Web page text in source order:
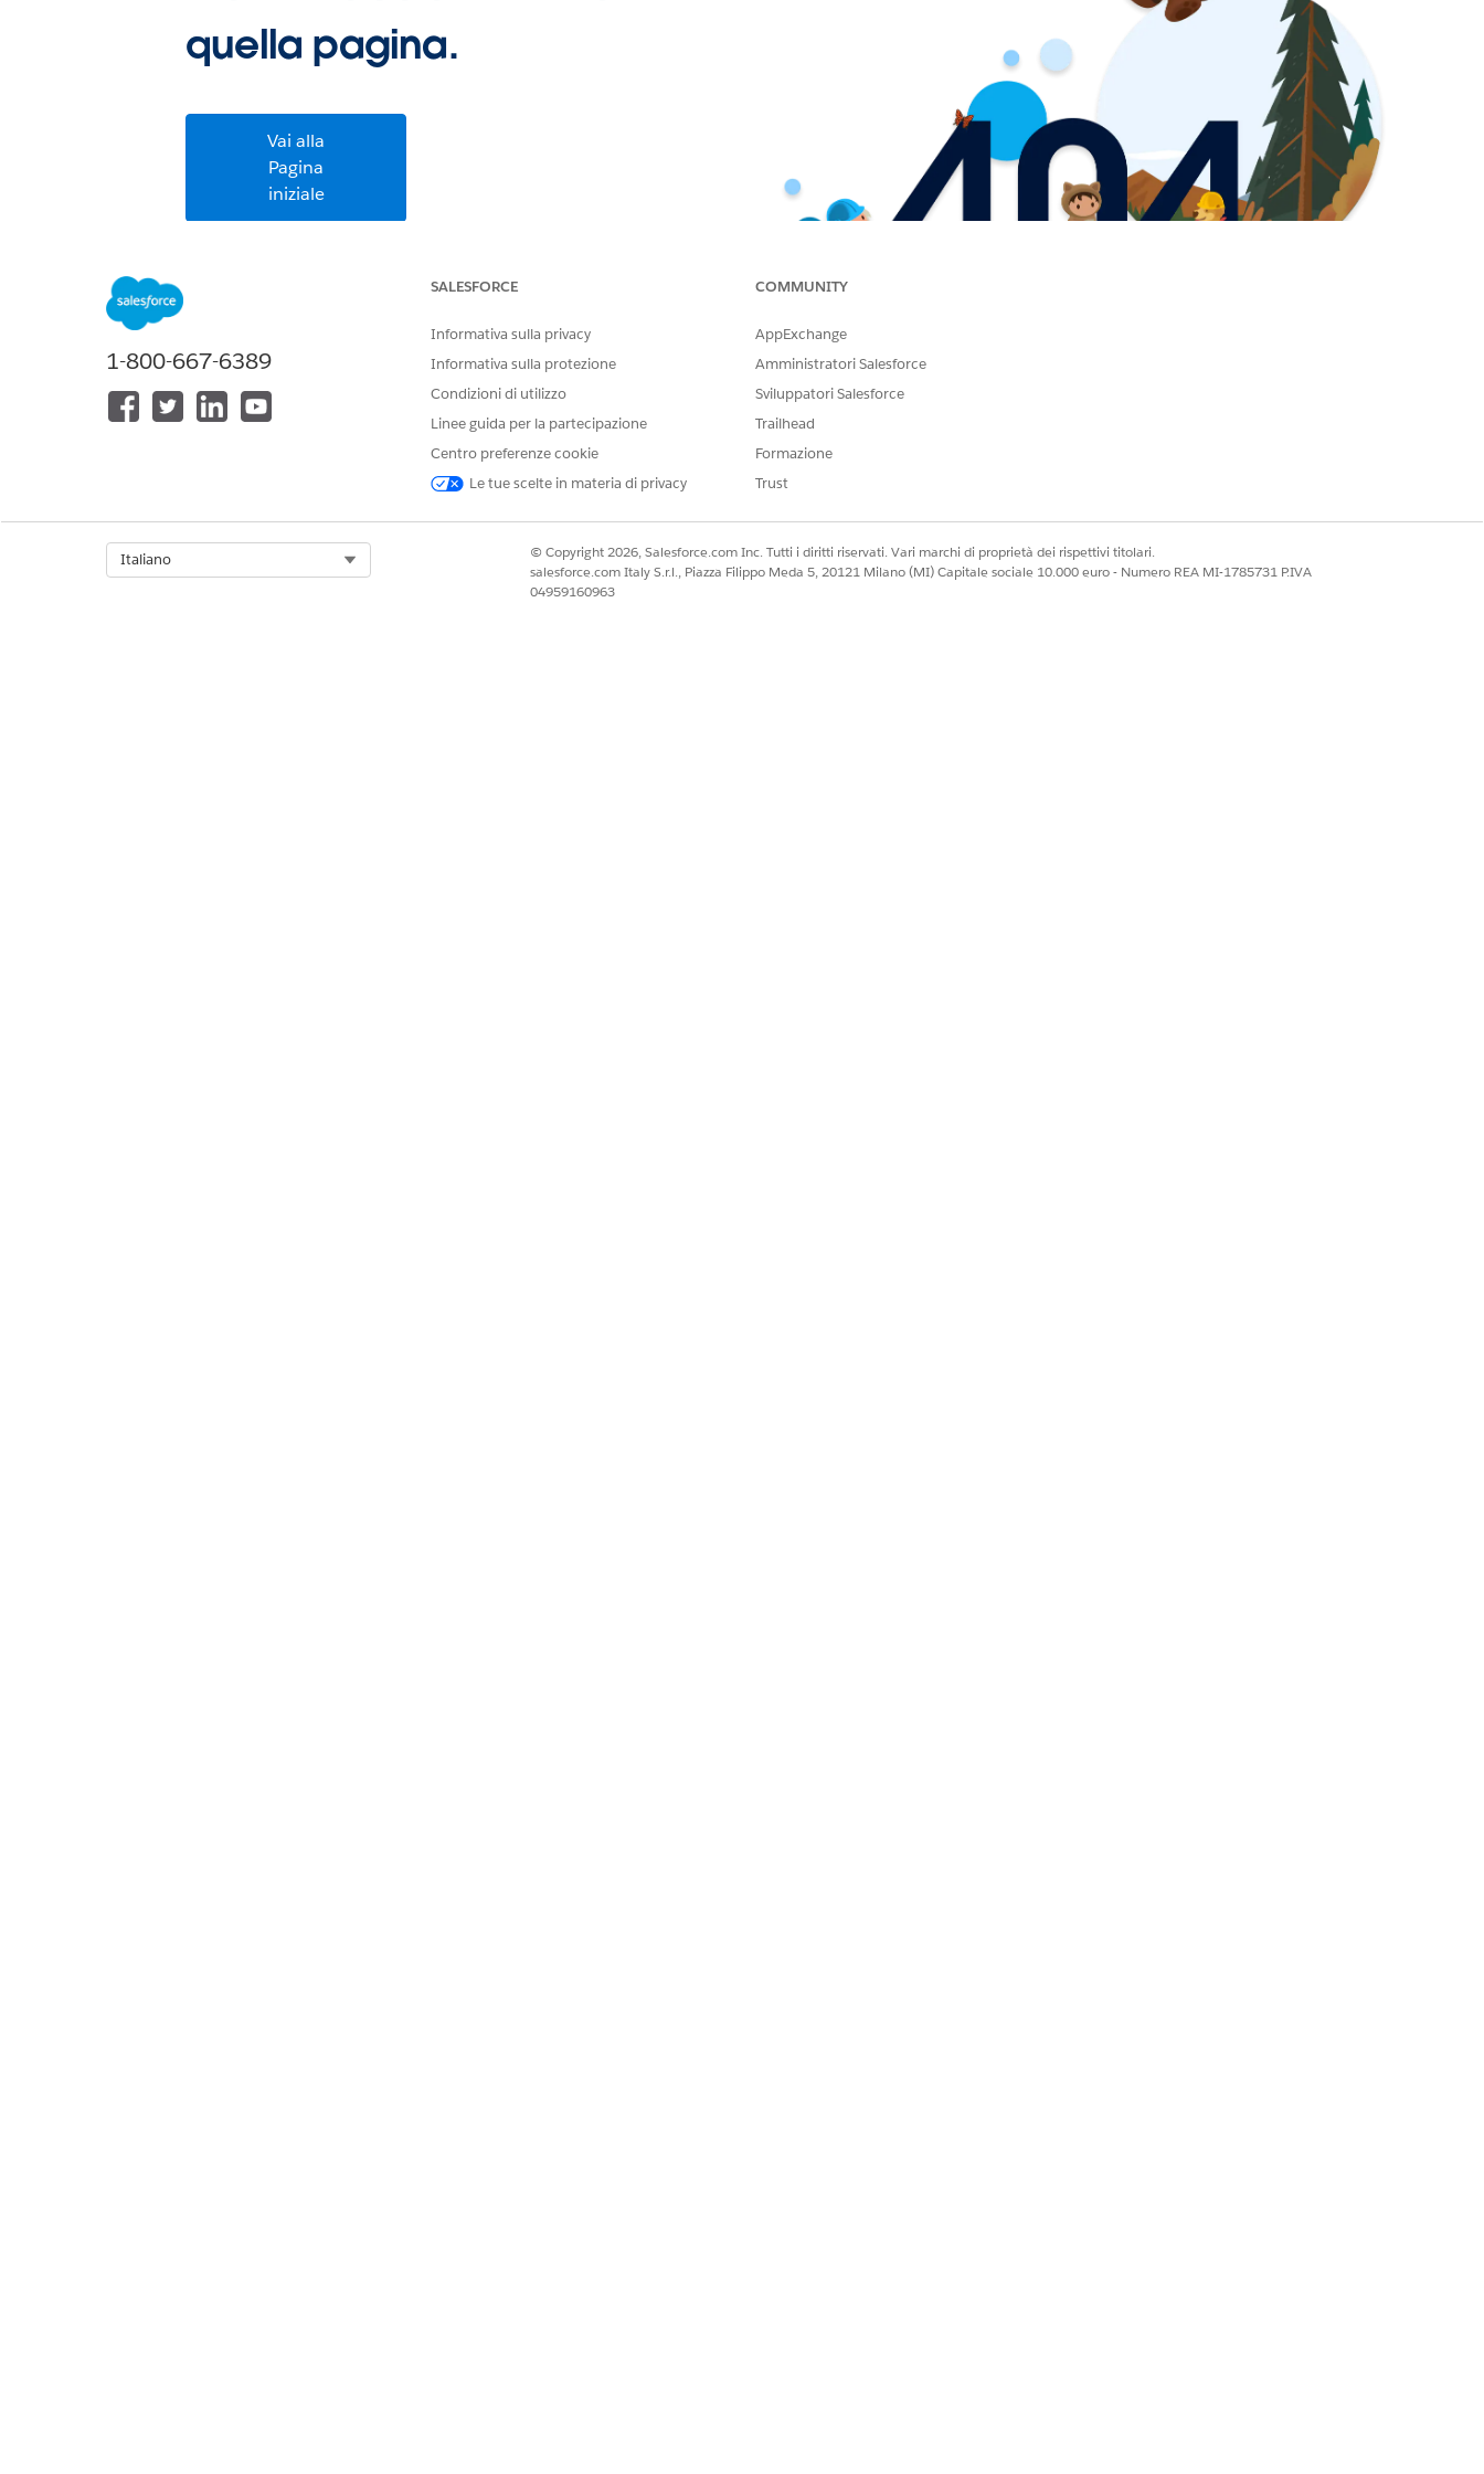
quella pagina.
Vai alla
Pagina
iniziale
1-800-667-6389
SALESFORCE
Informativa sulla privacy
Informativa sulla protezione
Condizioni di utilizzo
Linee guida per la partecipazione
Centro preferenze cookie
Le tue scelte in materia di privacy
COMMUNITY
AppExchange
Amministratori Salesforce
Sviluppatori Salesforce
Trailhead
Formazione
Trust
Italiano
© Copyright 2026, Salesforce.com Inc. Tutti i diritti riservati. Vari marchi di proprietà dei rispettivi titolari.
salesforce.com Italy S.r.l., Piazza Filippo Meda 5, 20121 Milano (MI) Capitale sociale 10.000 euro - Numero REA MI-1785731 P.IVA
04959160963